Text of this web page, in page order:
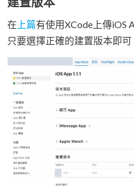
在 上篇有使用XCode上傳iOS
只要選擇正確的建置版本即可